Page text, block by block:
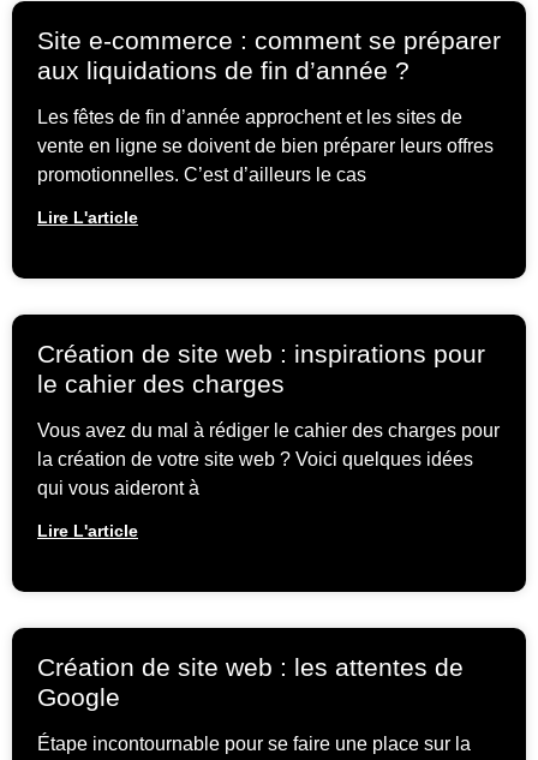
Site e-commerce : comment se préparer
aux liquidations de fin d’année ?
Les fêtes de fin d’année approchent et les sites de
vente en ligne se doivent de bien préparer leurs offres
promotionnelles. C’est d’ailleurs le cas
Lire L'article
Création de site web : inspirations pour
le cahier des charges
Vous avez du mal à rédiger le cahier des charges pour
la création de votre site web ? Voici quelques idées
qui vous aideront à
Lire L'article
Création de site web : les attentes de
Google
Étape incontournable pour se faire une place sur la